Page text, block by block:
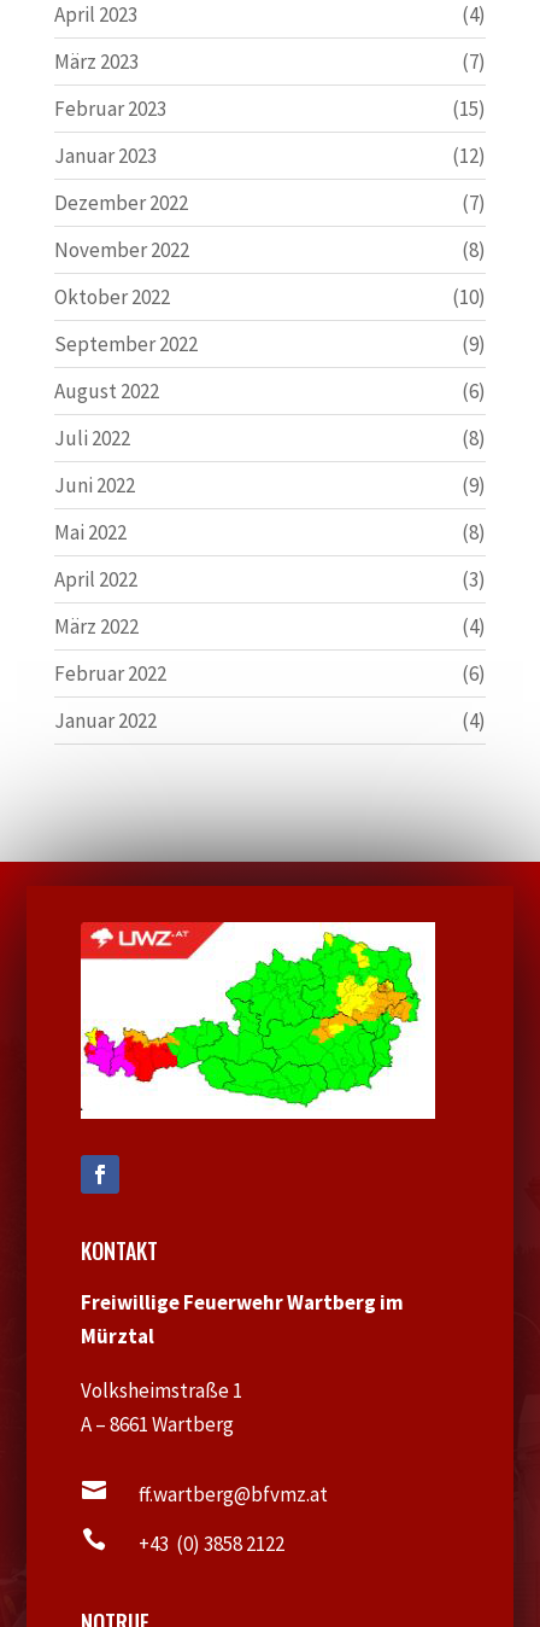
April 2023
(4)
März 2023
(7)
Februar 2023
(15)
Januar 2023
(12)
Dezember 2022
(7)
November 2022
(8)
Oktober 2022
(10)
September 2022
(9)
August 2022
(6)
Juli 2022
(8)
Juni 2022
(9)
Mai 2022
(8)
April 2022
(3)
März 2022
(4)
Februar 2022
(6)
Januar 2022
(4)
KONTAKT
Freiwillige Feuerwehr Wartberg im
Mürztal
Volksheimstraße 1
A – 8661 Wartberg
 ff.wartberg@bfvmz.at
 +43 (0) 3858 2122